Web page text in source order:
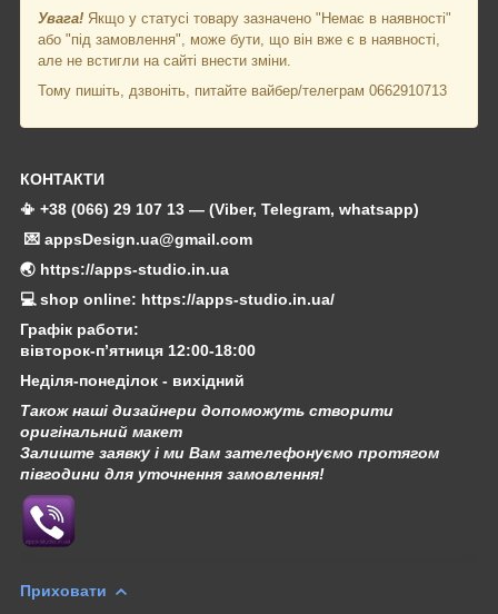
Увага! Якщо у статусі товару зазначено "Немає в наявності"
або "під замовлення", може бути, що він вже є в наявності,
але не встигли на сайті внести зміни.
Тому пишіть, дзвоніть, питайте вайбер/телеграм 0662910713
КОНТАКТИ
📳 +38 (066) 29 107 13 — (Viber, Telegram, whatsapp)
💌 appsDesign.ua@gmail.com
🌏 https://apps-studio.in.ua
💻 shop online: https://apps-studio.in.ua/
Графік работи:
вівторок-п’ятниця 12:00-18:00
Неділя-понеділок - вихідний
Також наші дизайнери допоможуть створити
оригінальний макет
Залиште заявку і ми Вам зателефонуємо протягом
півгодини для уточнення замовлення!
Приховати